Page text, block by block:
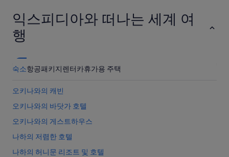
익스피디아와 떠나는 세계 여
행
숙소항공패키지렌터카휴가용 주택
오키나와의 캐빈
오키나와의 바닷가 호텔
오키나와의 게스트하우스
나하의 저렴한 호텔
나하의 허니문 리조트 및 호텔